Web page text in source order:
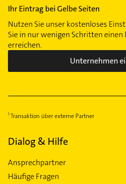
Ihr Eintrag bei Gelbe Seiten
Nutzen Sie unser kostenloses
Sie in nur wenigen Schritten
erreichen.
Unternehmen
Transaktion über externe Partner
Dialog & Hilfe
Ansprechpartner
Häufige Fragen